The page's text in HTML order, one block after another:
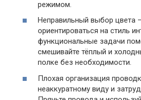
режимом.
Неправильный выбор цвета
ориентироваться на стиль
функциональные задачи
смешивайте тёплый и
полке без необходимости.
Плохая организация
неаккуратному виду и